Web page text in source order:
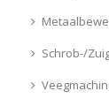
Schrob-/